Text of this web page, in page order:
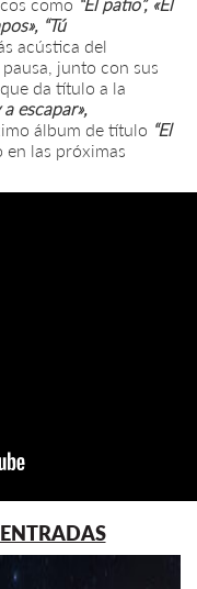
“Tú
acústica del
junto con sus
da título a la
escapar»,
álbum de título “El
las próximas